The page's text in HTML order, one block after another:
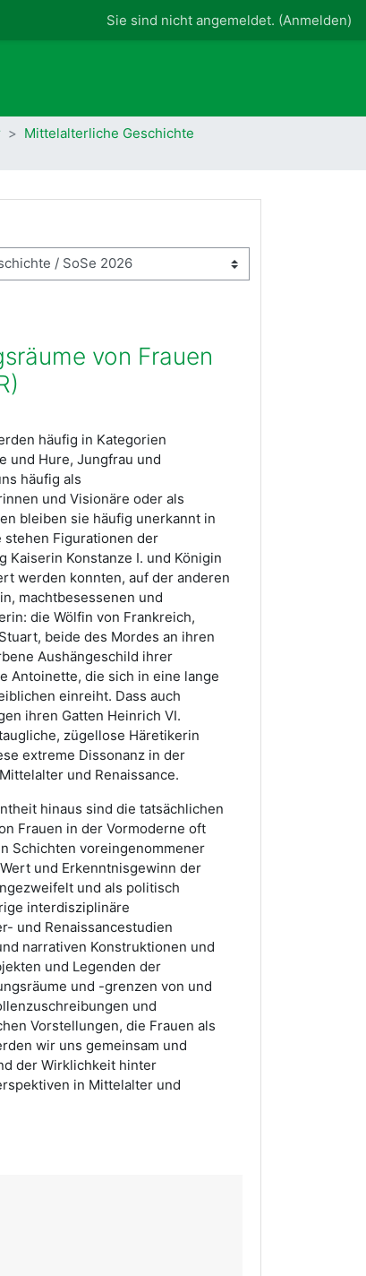
Sie sind nicht angemeldet. (Anmelden)
Mittelalterliche Geschichte
von Frauen
häufig in Kategorien
und Hure, Jungfrau und
häufig als
und Visionäre oder als
bleiben sie häufig unerkannt in
stehen Figurationen der
Kaiserin Konstanze I. und Königin
werden konnten, auf der anderen
machtbesessenen und
die Wölfin von Frankreich,
beide des Mordes an ihren
Aushängeschild ihrer
Antoinette, die sich in eine lange
einreiht. Dass auch
ihren Gatten Heinrich VI.
zügellose Häretikerin
extreme Dissonanz in der
und Renaissance.
hinaus sind die tatsächlichen
Frauen in der Vormoderne oft
Schichten voreingenommener
und Erkenntnisgewinn der
und als politisch
interdisziplinäre
und Renaissancestudien
narrativen Konstruktionen und
und Legenden der
und -grenzen von und
und
Vorstellungen, die Frauen als
wir uns gemeinsam und
der Wirklichkeit hinter
in Mittelalter und